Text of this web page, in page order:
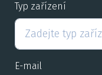
Typ zařízení
E-mail